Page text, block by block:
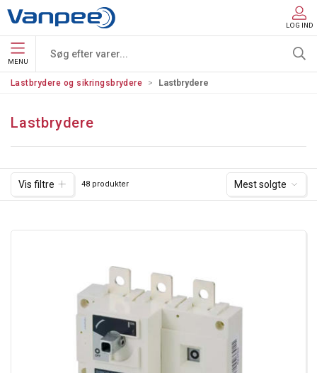
LOG IND
MENU
Lastbrydere og sikringsbrydere Lastbrydere
Lastbrydere
Vis filtre 48 produkter Mest solgte